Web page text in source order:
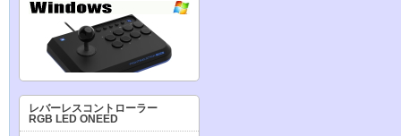
レバーレスコントローラー
RGB LED ONEED